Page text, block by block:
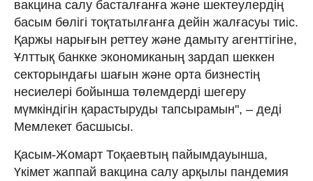
вакцина салу басталғанға және шектеулердің
басым бөлігі тоқтатылғанға дейін жалғасуы тиіс.
Қаржы нарығын реттеу және дамыту агенттігіне,
Ұлттық банкке экономиканың зардап шеккен
секторындағы шағын және орта бизнестің
несиелері бойынша төлемдерді шегеру
мүмкіндігін қарастыруды тапсырамын", – деді
Мемлекет басшысы.
Қасым-Жомарт Тоқаевтың пайымдауынша,
Үкімет жаппай вакцина салу арқылы пандемия